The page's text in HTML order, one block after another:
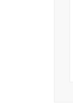
‘내
탁,
‘내
인
“등